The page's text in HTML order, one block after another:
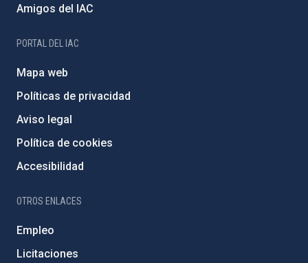
Amigos del IAC
PORTAL DEL IAC
Mapa web
Políticas de privacidad
Aviso legal
Política de cookies
Accesibilidad
OTROS ENLACES
Empleo
Licitaciones